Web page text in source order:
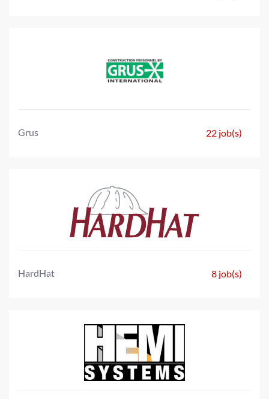
Grus 22 job(s)
HardHat 8 job(s)